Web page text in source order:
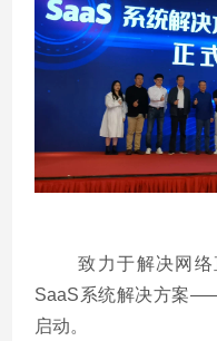
致力于解决网
SaaS系统解决方案
启动。